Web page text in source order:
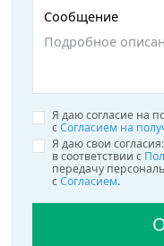
Сообщение
Я даю согласие на
сСогласием на
Я даю свои
в соответствии с
передачу
сСогласием.